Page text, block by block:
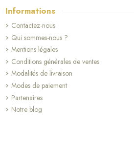
Informations
Contactez-nous
Qui sommes-nous ?
Mentions légales
Conditions générales de ventes
Modalités de livraison
Modes de paiement
Partenaires
Notre blog